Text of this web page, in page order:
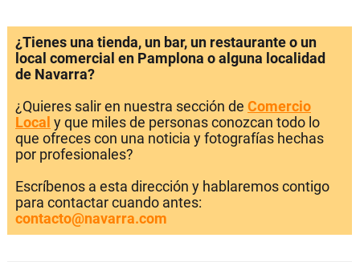
¿Tienes una tienda, un bar, un restaurante o un
local comercial en Pamplona o alguna localidad
de Navarra?
¿Quieres salir en nuestra sección de Comercio
Local y que miles de personas conozcan todo lo
que ofreces con una noticia y fotografías hechas
por profesionales?
Escríbenos a esta dirección y hablaremos contigo
para contactar cuando antes:
contacto@navarra.com